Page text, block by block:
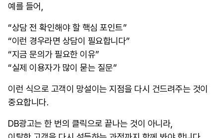
예를 들어,
“상담 전 확인해야 할 핵심 포인트”
“이런 경우라면 상담이 필요합니다”
“지금 문의가 필요한 이유”
“실제 이용자가 많이 묻는 질문”
이런 식으로 고객이 망설이는 지점을 다시 건드려주는 것이
중요합니다.
DB광고는 한 번의 클릭으로 끝나는 것이 아니라,